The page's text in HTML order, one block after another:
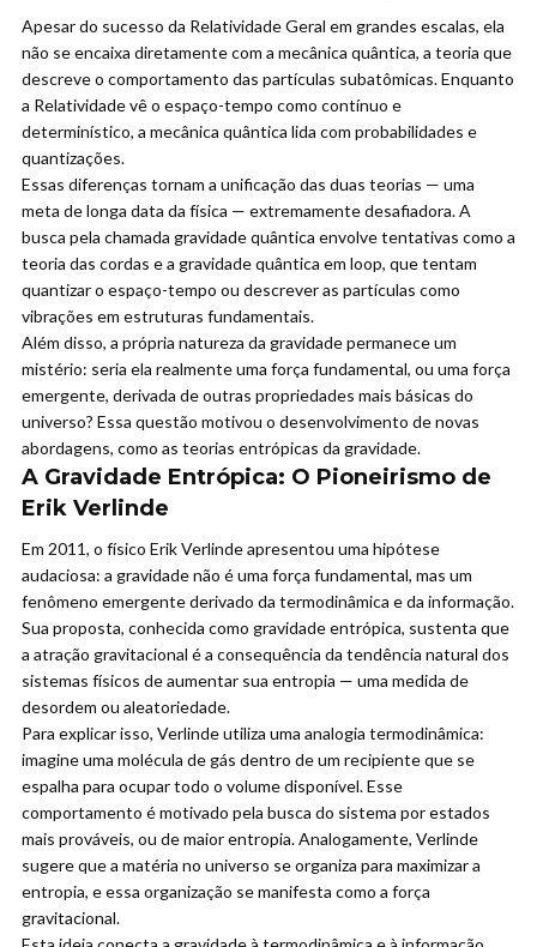
Apesar do sucesso da Relatividade Geral em grandes escalas, ela
não se encaixa diretamente com a mecânica quântica, a teoria que
descreve o comportamento das partículas subatômicas. Enquanto
a Relatividade vê o espaço-tempo como contínuo e
determinístico, a mecânica quântica lida com probabilidades e
quantizações.
Essas diferenças tornam a unificação das duas teorias — uma
meta de longa data da física — extremamente desafiadora. A
busca pela chamada gravidade quântica envolve tentativas como a
teoria das cordas e a gravidade quântica em loop, que tentam
quantizar o espaço-tempo ou descrever as partículas como
vibrações em estruturas fundamentais.
Além disso, a própria natureza da gravidade permanece um
mistério: seria ela realmente uma força fundamental, ou uma força
emergente, derivada de outras propriedades mais básicas do
universo? Essa questão motivou o desenvolvimento de novas
abordagens, como as teorias entrópicas da gravidade.
A Gravidade Entrópica: O Pioneirismo de
Erik Verlinde
Em 2011, o físico Erik Verlinde apresentou uma hipótese
audaciosa: a gravidade não é uma força fundamental, mas um
fenômeno emergente derivado da termodinâmica e da informação.
Sua proposta, conhecida como gravidade entrópica, sustenta que
a atração gravitacional é a consequência da tendência natural dos
sistemas físicos de aumentar sua entropia — uma medida de
desordem ou aleatoriedade.
Para explicar isso, Verlinde utiliza uma analogia termodinâmica:
imagine uma molécula de gás dentro de um recipiente que se
espalha para ocupar todo o volume disponível. Esse
comportamento é motivado pela busca do sistema por estados
mais prováveis, ou de maior entropia. Analogamente, Verlinde
sugere que a matéria no universo se organiza para maximizar a
entropia, e essa organização se manifesta como a força
gravitacional.